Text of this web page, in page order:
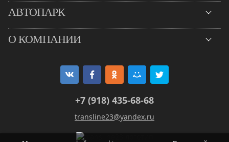
АВТОПАРК
О КОМПАНИИ
+7 (918) 435-68-68
transline23@yandex.ru